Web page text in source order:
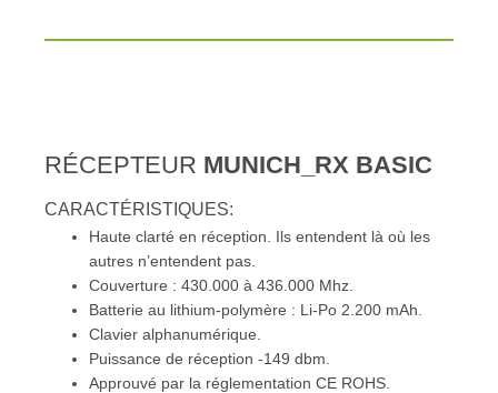
RÉCEPTEUR MUNICH_RX BASIC
CARACTÉRISTIQUES:
Haute clarté en réception. Ils entendent là où les
autres n’entendent pas.
Couverture : 430.000 à 436.000 Mhz.
Batterie au lithium-polymère : Li-Po 2.200 mAh.
Clavier alphanumérique.
Puissance de réception -149 dbm.
Approuvé par la réglementation CE ROHS.